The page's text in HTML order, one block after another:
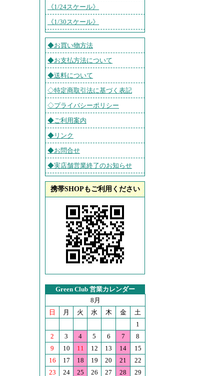
《1/24スケール》
《1/30スケール》
◆お買い物方法
◆お支払方法について
◆送料について
◇特定商取引法に基づく表記
◇プライバシーポリシー
◆ご利用案内
◆リンク
◆お問合せ
◆実店舗営業終了のお知らせ
携帯SHOPもご利用ください
Green Club 営業カレンダー
8月
日
月 火 水 木 金
土
1
2
3 4 5 6 7
8
9
10 11 12 13 14
15
16
17 18 19 20 21
22
23
24 25 26 27 28
29